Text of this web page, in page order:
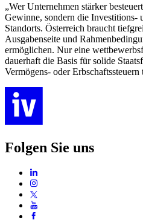
„Wer Unternehmen stärker
Gewinne, sondern die Investitions-
Standorts. Österreich braucht
Ausgabenseite und
ermöglichen. Nur eine
dauerhaft die Basis für solide
Vermögens- oder
Folgen Sie uns